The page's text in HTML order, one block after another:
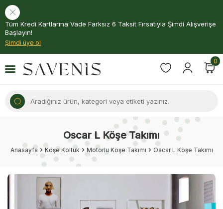
Tüm Kredi Kartlarına Vade Farksız 6 Taksit Fırsatıyla Şimdi Alışverişe
Başlayın!
Şimdi üye ol
0
Oscar L Köşe Takımı
Anasayfa Köşe Koltuk Motorlu Köşe Takımı Oscar L Köşe Takımı